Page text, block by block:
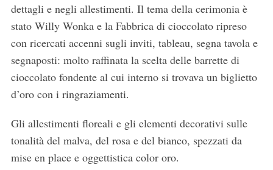
dettagli e negli allestimenti. Il tema della cerimonia è
stato Willy Wonka e la Fabbrica di cioccolato ripreso
con ricercati accenni sugli inviti, tableau, segna tavola e
segnaposti: molto raffinata la scelta delle barrette di
cioccolato fondente al cui interno si trovava un biglietto
d’oro con i ringraziamenti.
Gli allestimenti floreali e gli elementi decorativi sulle
tonalità del malva, del rosa e del bianco, spezzati da
mise en place e oggettistica color oro.